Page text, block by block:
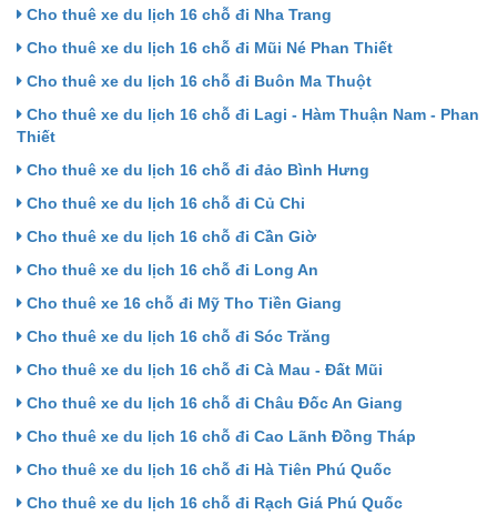
Cho thuê xe du lịch 16 chỗ đi Nha Trang
Cho thuê xe du lịch 16 chỗ đi Mũi Né Phan Thiết
Cho thuê xe du lịch 16 chỗ đi Buôn Ma Thuột
Cho thuê xe du lịch 16 chỗ đi Lagi - Hàm Thuận Nam - Phan
Thiết
Cho thuê xe du lịch 16 chỗ đi đảo Bình Hưng
Cho thuê xe du lịch 16 chỗ đi Củ Chi
Cho thuê xe du lịch 16 chỗ đi Cần Giờ
Cho thuê xe du lịch 16 chỗ đi Long An
Cho thuê xe 16 chỗ đi Mỹ Tho Tiền Giang
Cho thuê xe du lịch 16 chỗ đi Sóc Trăng
Cho thuê xe du lịch 16 chỗ đi Cà Mau - Đất Mũi
Cho thuê xe du lịch 16 chỗ đi Châu Đốc An Giang
Cho thuê xe du lịch 16 chỗ đi Cao Lãnh Đồng Tháp
Cho thuê xe du lịch 16 chỗ đi Hà Tiên Phú Quốc
Cho thuê xe du lịch 16 chỗ đi Rạch Giá Phú Quốc